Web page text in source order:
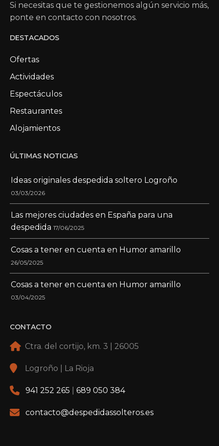
Si necesitas que te gestionemos algún servicio más,
ponte en contacto con nosotros.
DESTACADOS
Ofertas
Actividades
Espectáculos
Restaurantes
Alojamientos
ÚLTIMAS NOTICIAS
Ideas originales despedida soltero Logroño
03/03/2026
Las mejores ciudades en España para una
despedida 17/06/2025
Cosas a tener en cuenta en Humor amarillo
26/05/2025
Cosas a tener en cuenta en Humor amarillo
03/04/2025
CONTACTO
Ctra. del cortijo, km. 3 | 26005
Logroño | La Rioja
941 252 265 689 050 384
contacto@despedidassolteros.es